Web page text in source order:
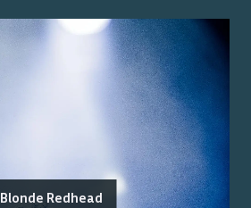
Blonde Redhead